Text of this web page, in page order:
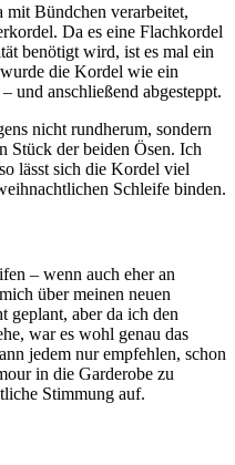
Bündchen verarbeitet,
Da es eine Flachkordel
benötigt wird, ist es mal ein
die Kordel wie ein
und anschließend abgesteppt.
nicht rundherum, sondern
Stück der beiden Ösen. Ich
lässt sich die Kordel viel
Schleife binden.
– wenn auch eher an
über meinen neuen
aber da ich den
war es wohl genau das
jedem nur empfehlen, schon
in die Garderobe zu
Stimmung auf.